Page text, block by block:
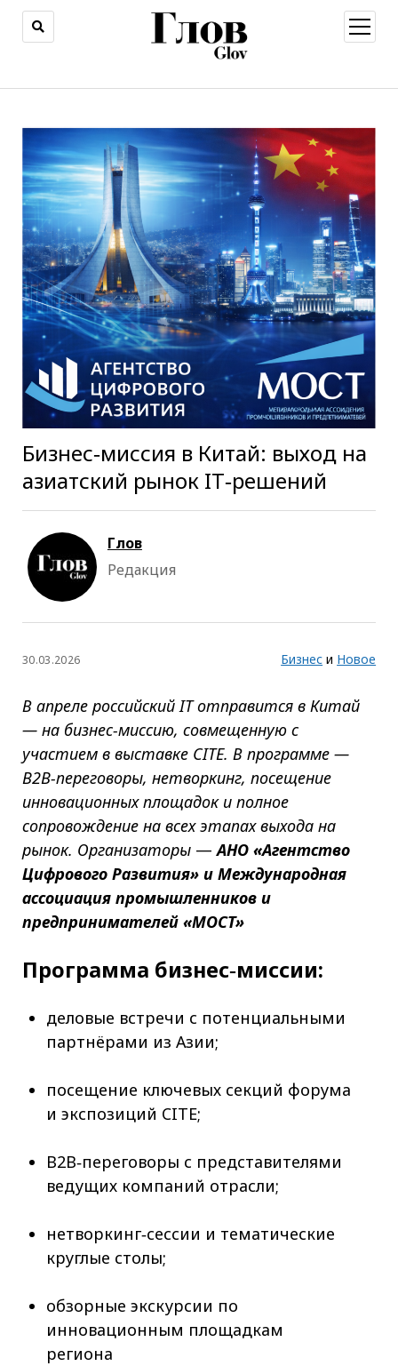
меню
Бизнес‑миссия в Китай: выход на
азиатский рынок IT‑решений
Глов
Редакция
30.03.2026 Бизнес и Новое
В апреле российский IT отправится в Китай
— на бизнес-миссию, совмещенную с
участием в выставке CITE. В программе —
B2B-переговоры, нетворкинг, посещение
инновационных площадок и полное
сопровождение на всех этапах выхода на
рынок. Организаторы —АНО «Агентство
Цифрового Развития» и Международная
ассоциация промышленников и
предпринимателей «МОСТ»
Программа бизнес‑миссии:
деловые встречи с потенциальными
партнёрами из Азии;
посещение ключевых секций форума
и экспозиций CITE;
B2B‑переговоры с представителями
ведущих компаний отрасли;
нетворкинг‑сессии и тематические
круглые столы;
обзорные экскурсии по
инновационным площадкам
региона